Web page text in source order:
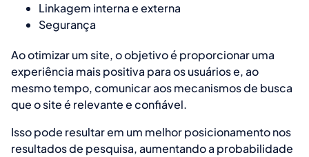
Linkagem interna e externa
Segurança
Ao otimizar um site, o objetivo é proporcionar uma
experiência mais positiva para os usuários e, ao
mesmo tempo, comunicar aos mecanismos de busca
que o site é relevante e confiável.
Isso pode resultar em um melhor posicionamento nos
resultados de pesquisa, aumentando a probabilidade